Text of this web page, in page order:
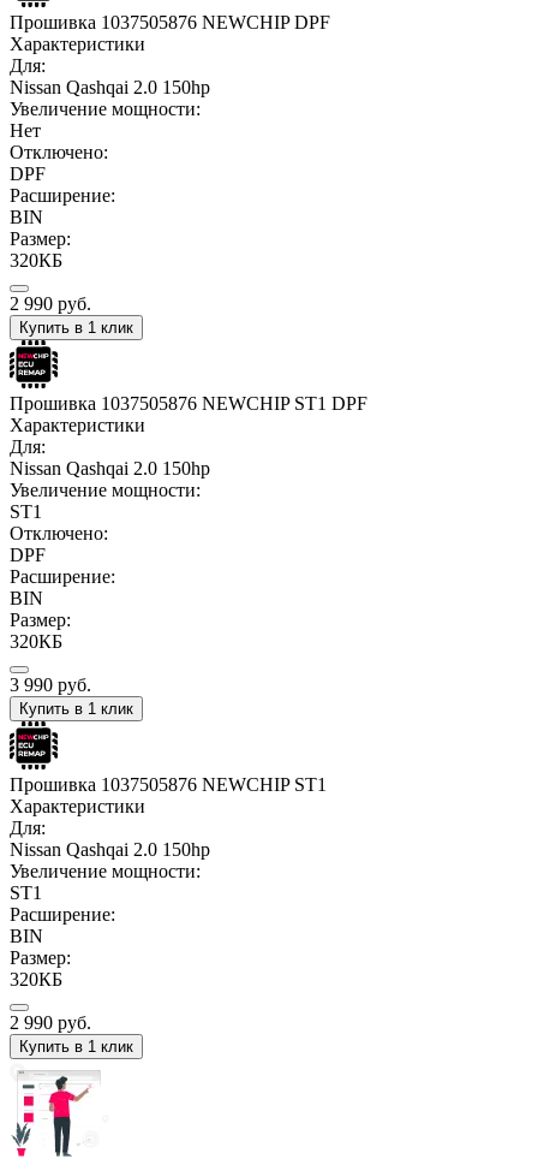
Прошивка 1037505876 NEWCHIP DPF
Характеристики
Для:
Nissan Qashqai 2.0 150hp
Увеличение мощности:
Нет
Отключено:
DPF
Расширение:
BIN
Размер:
320КБ
2 990 руб.
Купить в 1 клик
Прошивка 1037505876 NEWCHIP ST1 DPF
Характеристики
Для:
Nissan Qashqai 2.0 150hp
Увеличение мощности:
ST1
Отключено:
DPF
Расширение:
BIN
Размер:
320КБ
3 990 руб.
Купить в 1 клик
Прошивка 1037505876 NEWCHIP ST1
Характеристики
Для:
Nissan Qashqai 2.0 150hp
Увеличение мощности:
ST1
Расширение:
BIN
Размер:
320КБ
2 990 руб.
Купить в 1 клик